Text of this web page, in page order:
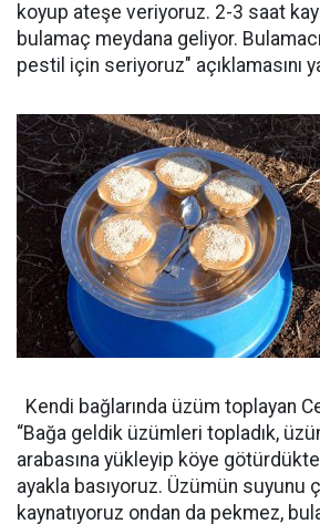
koyup ateşe veriyoruz. 2-3 saat
bulamaç meydana geliyor.
pestil için seriyoruz" açıklamasını
Kendi bağlarında üzüm toplayan
“Bağa geldik üzümleri topladık,
arabasına yükleyip köye
ayakla basıyoruz. Üzümün suyunu
kaynatıyoruz ondan da pekmez,